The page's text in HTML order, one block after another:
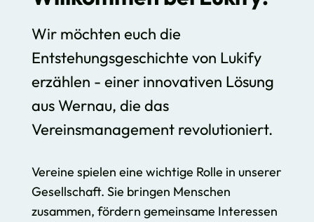
Wir möchten euch die
Entstehungsgeschichte von Lukify
erzählen - einer innovativen Lösung
aus Wernau, die das
Vereinsmanagement revolutioniert.
Vereine spielen eine wichtige Rolle in unserer
Gesellschaft. Sie bringen Menschen
zusammen, fördern gemeinsame Interessen